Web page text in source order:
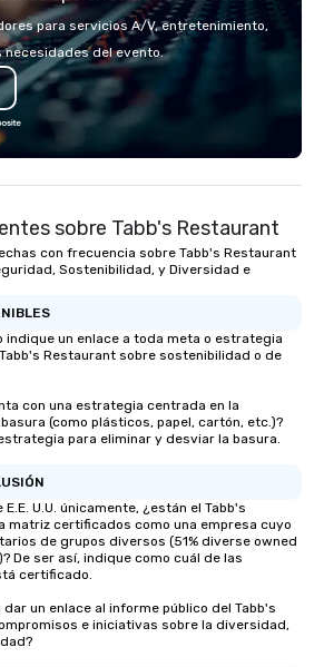
the ship to life
para servicios A/V, entretenimiento,
del evento.
sobre Tabb's Restaurant
con frecuencia sobre Tabb's Restaurant
Sostenibilidad, y Diversidad e
indique un enlace a toda meta o estrategia
Restaurant sobre sostenibilidad o de
con una estrategia centrada en la
(como plásticos, papel, cartón, etc.)?
para eliminar y desviar la basura.
U.U. únicamente, ¿están el Tabb's
matriz certificados como una empresa cuyo
de grupos diversos (51% diverse owned
De ser así, indique como cuál de las
certificado.
un enlace al informe público del Tabb's
e iniciativas sobre la diversidad,